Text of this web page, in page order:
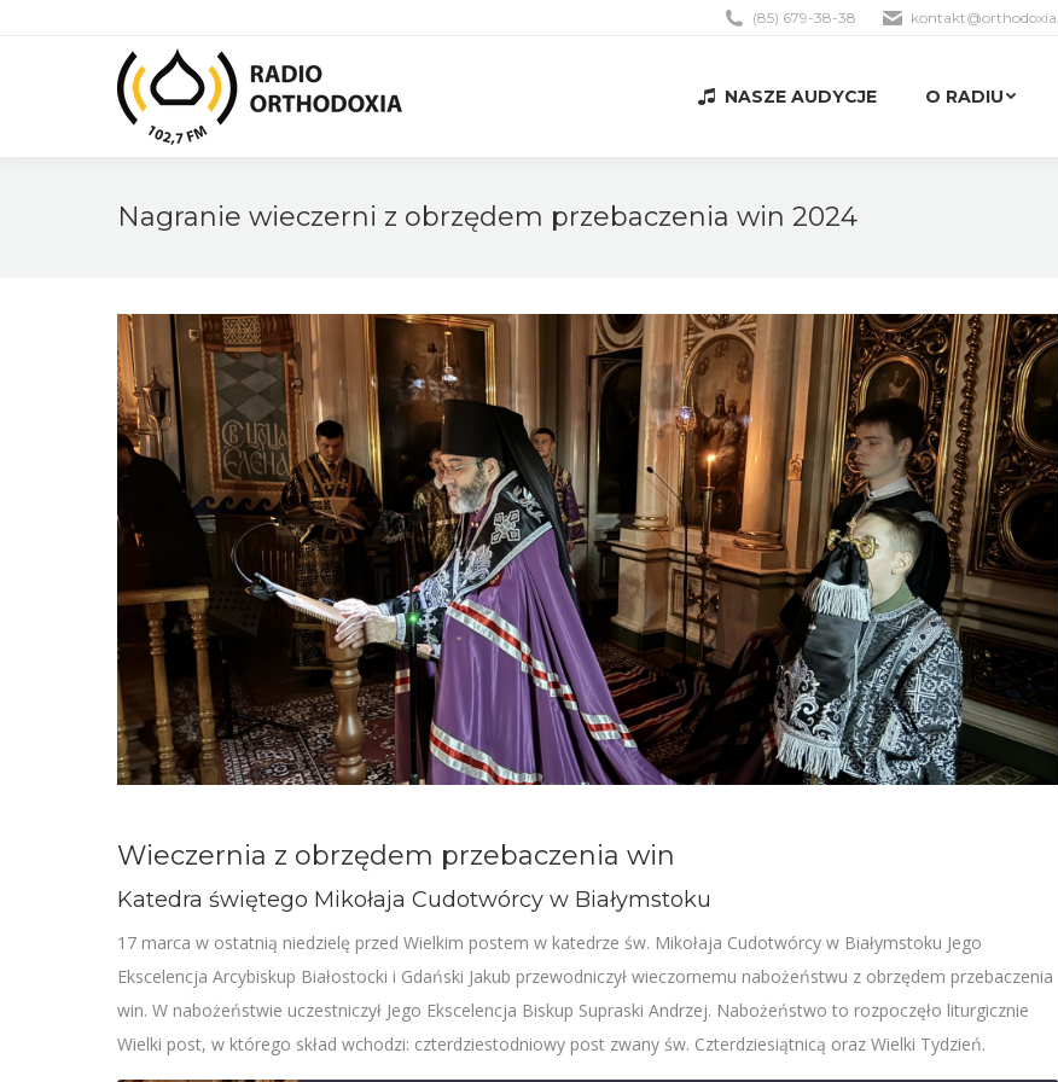
(85) 679-38-38
NASZE AUDYCJE O RADIU
Nagranie wieczerni z obrzędem przebaczenia win 2024
Wieczernia z obrzędem przebaczenia win
Katedra świętego Mikołaja Cudotwórcy w Białymstoku
17 marca w ostatnią niedzielę przed Wielkim postem w katedrze św. Mikołaja Cudotwórcy w Białymstoku Jego
Ekscelencja Arcybiskup Białostocki i Gdański Jakub przewodniczył wieczornemu nabożeństwu z obrzędem przebaczenia
win. W nabożeństwie uczestniczył Jego Ekscelencja Biskup Supraski Andrzej. Nabożeństwo to rozpoczęło liturgicznie
Wielki post, w którego skład wchodzi: czterdziestodniowy post zwany św. Czterdziesiątnicą oraz Wielki Tydzień.